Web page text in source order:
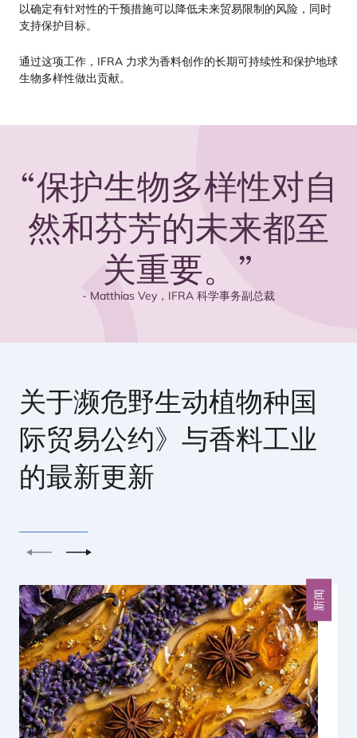
以确定有针对性的干预措施可以降低未来贸易限制的风险，同时
支持保护目标。
通过这项工作， IFRA 力求为香料创作的长期可持续性和保护地球
生物多样性做出贡献。
“保护生物多样性对自
然和芬芳的未来都至
关重要。”
- Matthias Vey， IFRA 科学事务副总裁
关于濒危野生动植物种国
际贸易公约》与香料工业
的最新更新
上一个 下一个
新闻